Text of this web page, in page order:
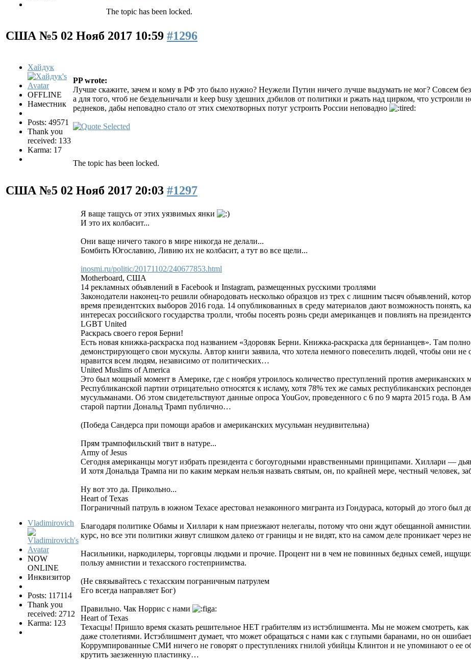
The topic has been locked.
США №5 02 Нояб 2017 10:59 #1296
Хайдук
OFFLINE
Наместник
Posts: 49571
Thank you
received: 133
Karma: 17
PP wrote:
Лучше скажите, зачем и кому в РФ это было нужно? Неужели Путин ничего лучше выдумать не мог? Совсем
а для того, чтоб не бездельничали и keep busy здешних дэбилов от политики и ржать над цирком, что
реднеков, дабы неповадно стало от этих смехотворных потуг устроить России неповадно
The topic has been locked.
США №5 02 Нояб 2017 20:03 #1297
Vladimirovich
NOW
ONLINE
Инквизитор
Posts: 117114
Thank you
received: 2712
Karma: 123
Я ваще тащусь от этих уязвимых янки
И это их колбасит...
Они ваще ничего такого в мире никогда не делали...
Бомбить Югославию, Ливию их не колбасит, а тут во все щели...
inosmi.ru/politic/20171102/240677853.html
Motherboard, США
14 рекламных объявлений в Facebook и Instagram, размещенных русскими троллями
Законодатели наконец-то решили обнародовать несколько образцов из трех с лишним тысяч объявлений,
время президентских выборов 2016 года. 14 опубликованных в среду материалов дают возможность понять,
интересах российского государства тролли, чтобы посеять рознь среди американцев и повлиять на
LGBT United
Раскрась своего героя Берни!
Есть новая книжка-раскраска под названием «Здоровяк Берни. Книжка-раскраска для бернианцев». Там
демонстрирующего свои мускулы. Автор книги заявила, что хотела немного повеселить людей, чтобы они не
нравится всем людям, независимо от политических…
United Muslims of America
Это был мощный момент в Америке, где с ноября утроилось количество преступлений против американских
Республиканской партии отрицательно относятся к исламу, хотя 78% тех же самых республиканских
мусульманами. Об этом свидетельствуют данные опроса YouGov, проведенного с 6 по 9 марта 2015 года. В
старой партии Дональд Трамп публично…
(Победа Сандерса при помощи арабов и американских мусульман неудивительна)
Прям трампофильский твит в натуре...
Army of Jesus
Сегодня американцы могут избрать президента с богоугодными нравственными принципами. Хиллари —
И хотя Дональда Трампа ни по каким меркам нельзя назвать святым, он, по крайней мере, честный человек,
Ну вот это да. Прикольно...
Heart of Texas
Пограничный патруль в южном Техасе арестовал незаконного мигранта из Гондураса, который до этого был
Благодаря политике Обамы и Хиллари к нам приезжают нелегалы, потому что они ждут обещанной
курс, но все эти политики живут слишком далеко от границы и не видят, кто на самом деле проникает через
Насильники, наркодилеры, торговцы людьми и прочие. Процент ни в чем не повинных бедных семей,
пользу амнистии и техасского гостеприимства.
(Не связывайтесь с техасским пограничным патрулем
Его всегда направляет Бог)
Правильно. Чак Норрис с нами
Heart of Texas
Техасцы! Пришло время сказать решительное НЕТ грабителям из истэблишмента. Мы не можем смотреть,
даже столетиями. Истэблишмент думает, что может обращаться с нами как с глупыми баранами, но он
Коррумпированные СМИ ничего не говорят о преступлениях гнилой убийцы Клинтон и не упоминают о ее
крутить заезженную пластинку…